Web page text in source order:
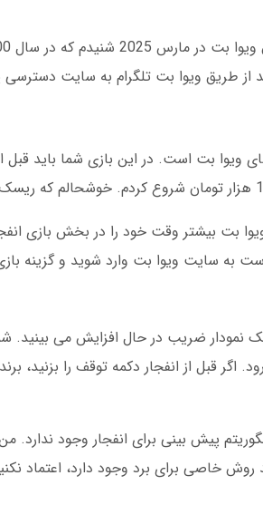
از طریق ویوا بت تلگرام به سایت دسترسی
ویوا بت است. در این بازی شما باید قبل
68 درصد کاربران ویوا بت بیشتر وقت خود را در
به سایت ویوا بت وارد شوید و گزینه
نمودار ضریب در حال افزایش می بینید.
قبل از انفجار دکمه توقف را بزنید،
پیش بینی برای انفجار وجود
خاصی برای برد وجود دارد، اعتماد